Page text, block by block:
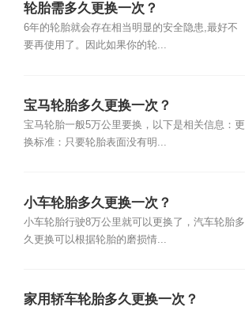
轮胎需多久更换一次？
6年的轮胎就会存在相当明显的安全隐患,最好不
要再使用了。因此如果你的轮...
宝马轮胎多久更换一次？
宝马轮胎一般5万公里要换，以下是相关信息：更
换标准：只要轮胎表面没有明...
小车轮胎多久更换一次？
小车轮胎行驶8万公里就可以更换了，汽车轮胎多
久更换可以根据轮胎的磨损情...
家用轿车轮胎多久更换一次？